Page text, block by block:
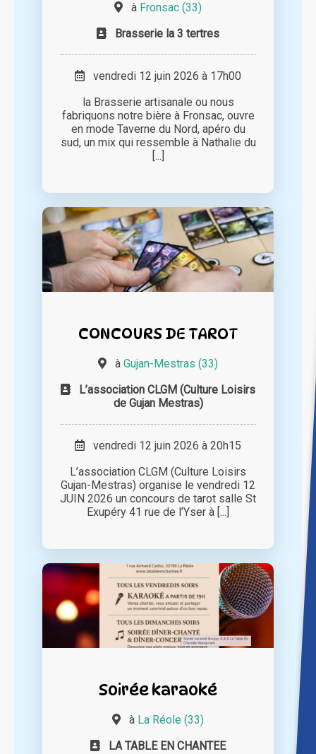
à Fronsac (33)
Brasserie la 3 tertres
vendredi 12 juin 2026 à 17h00
la Brasserie artisanale ou nous
fabriquons notre bière à Fronsac, ouvre
en mode Taverne du Nord, apéro du
sud, un mix qui ressemble à Nathalie du
[...]
CONCOURS DE TAROT
à Gujan-Mestras (33)
L’association CLGM (Culture Loisirs
de Gujan Mestras)
vendredi 12 juin 2026 à 20h15
L’association CLGM (Culture Loisirs
Gujan-Mestras) organise le vendredi 12
JUIN 2026 un concours de tarot salle St
Exupéry 41 rue de l’Yser à [...]
Soirée karaoké
à La Réole (33)
LA TABLE EN CHANTEE